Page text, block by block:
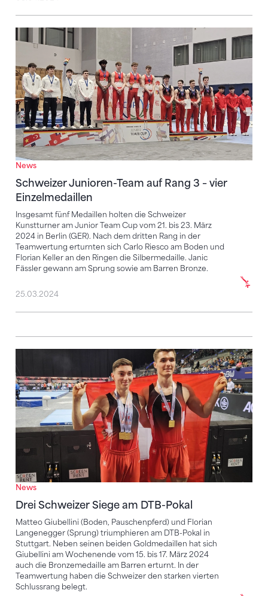
News
Schweizer Junioren-Team auf Rang 3 – vier
Einzelmedaillen
Insgesamt fünf Medaillen holten die Schweizer
Kunstturner am Junior Team Cup vom 21. bis 23. März
2024 in Berlin (GER). Nach dem dritten Rang in der
Teamwertung erturnten sich Carlo Riesco am Boden und
Florian Keller an den Ringen die Silbermedaille. Janic
Fässler gewann am Sprung sowie am Barren Bronze.
Schweizer Junioren-Team auf Rang 3 – vier
25.03.2024
News
Drei Schweizer Siege am DTB-Pokal
Matteo Giubellini (Boden, Pauschenpferd) und Florian
Langenegger (Sprung) triumphieren am DTB-Pokal in
Stuttgart. Neben seinen beiden Goldmedaillen hat sich
Giubellini am Wochenende vom 15. bis 17. März 2024
auch die Bronzemedaille am Barren erturnt. In der
Teamwertung haben die Schweizer den starken vierten
Schlussrang belegt.
Drei Schweizer Siege am DTB-Pokal